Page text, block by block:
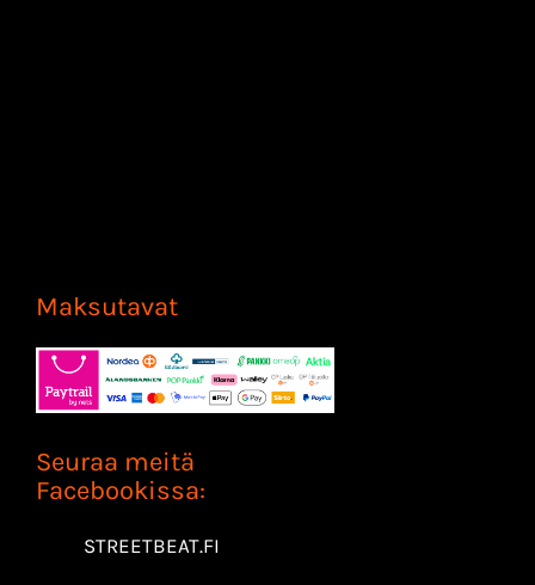
Maksutavat
Seuraa meitä
Facebookissa:
STREETBEAT.FI